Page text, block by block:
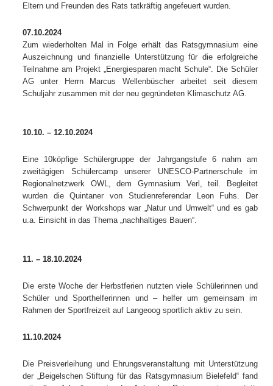
Eltern und Freunden des Rats tatkräftig angefeuert wurden.
07.10.2024
Zum wiederholten Mal in Folge erhält das Ratsgymnasium eine
Auszeichnung und finanzielle Unterstützung für die erfolgreiche
Teilnahme am Projekt „Energiesparen macht Schule“. Die Schüler
AG unter Herrn Marcus Wellenbüscher arbeitet seit diesem
Schuljahr zusammen mit der neu gegründeten Klimaschutz AG.
10.10. – 12.10.2024
Eine 10köpfige Schülergruppe der Jahrgangstufe 6 nahm am
zweitägigen Schülercamp unserer UNESCO-Partnerschule im
Regionalnetzwerk OWL, dem Gymnasium Verl, teil. Begleitet
wurden die Quintaner von Studienreferendar Leon Fuhs. Der
Schwerpunkt der Workshops war „Natur und Umwelt“ und es gab
u.a. Einsicht in das Thema „nachhaltiges Bauen“.
11. – 18.10.2024
Die erste Woche der Herbstferien nutzten viele Schülerinnen und
Schüler und Sporthelferinnen und – helfer um gemeinsam im
Rahmen der Sportfreizeit auf Langeoog sportlich aktiv zu sein.
11.10.2024
Die Preisverleihung und Ehrungsveranstaltung mit Unterstützung
der „Beigelschen Stiftung für das Ratsgymnasium Bielefeld“ fand